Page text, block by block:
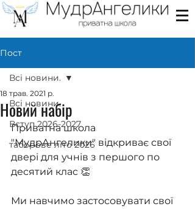
Пост
Всі новини.
Вступ 2026-2027
таборове літо 2026
Всі новини.
Новий набір
18 трав. 2021 р.
Приватна школа
"МудрАнгелики" відкриває свої
двері для учнів з першого по
десятий клас 👏
Ми навчимо застосовувати свої